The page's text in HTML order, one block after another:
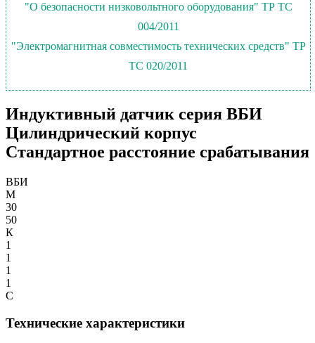
"О безопасности низковольтного оборудования" ТР ТС
004/2011
"Электромагнитная совместимость технических средств" ТР
ТС 020/2011
Индуктивный датчик серия ВБИ
Цилиндрический корпус
Стандартное расстояние срабатывания
ВБИ
М
30
50
К
1
1
1
1
С
Технические характеристики